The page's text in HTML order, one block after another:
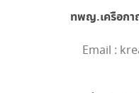
ทพญ.เครือกา
Email :